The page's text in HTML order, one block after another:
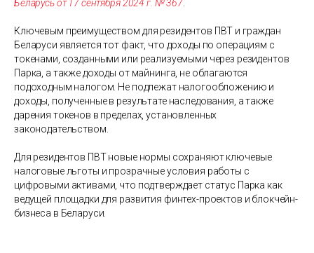
Беларусь от 17 сентября 2024 г. № 367.
Ключевым преимуществом для резидентов ПВТ и граждан
Беларуси является тот факт, что доходы по операциям с
токенами, созданными или реализуемыми через резидентов
Парка, а также доходы от майнинга, не облагаются
подоходным налогом. Не подлежат налогообложению и
доходы, полученные в результате наследования, а также
дарения токенов в пределах, установленных
законодательством.
Для резидентов ПВТ новые нормы сохраняют ключевые
налоговые льготы и прозрачные условия работы с
цифровыми активами, что подтверждает статус Парка как
ведущей площадки для развития финтех-проектов и блокчейн-
бизнеса в Беларуси.